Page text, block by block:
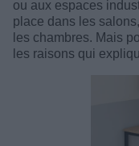
ou aux espaces
place dans les
les chambres. Mais
les raisons qui